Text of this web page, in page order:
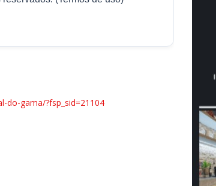
do-gama/?fsp_sid=21104